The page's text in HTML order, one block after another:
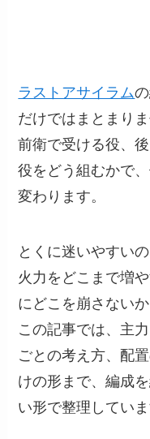
ラストアサイラム
だけではまとまりま
前衛で受ける役、
役をどう組むかで
変わります。
とくに迷いやすい
火力をどこまで増
にどこを崩さない
この記事では、主
ごとの考え方、配
けの形まで、編成
い形で整理していま